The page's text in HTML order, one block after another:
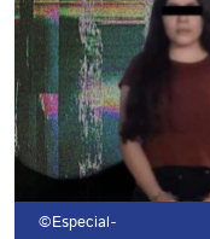
©Especial-